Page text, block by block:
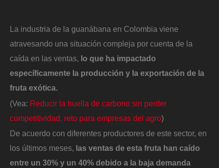
La industria de la guanábana en Colombia viene
atravesando una situación compleja por cuenta de la
caída en las ventas, lo que ha impactado
específicamente la producción y la exportación de la
fruta exótica.
(Vea: Reducir la huella de carbono sin perder
competitividad, reto para empresas del agro)
De acuerdo con diferentes productores de este sector, en
los últimos meses, las ventas de esta fruta han caído
entre un 30% y un 40% debido a la baja demanda